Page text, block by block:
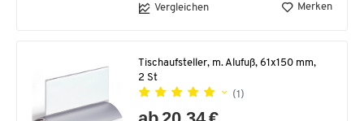
Vergleichen Merken
Tischaufsteller, m. Alufuß, 61x150 mm,
2 St
(1)